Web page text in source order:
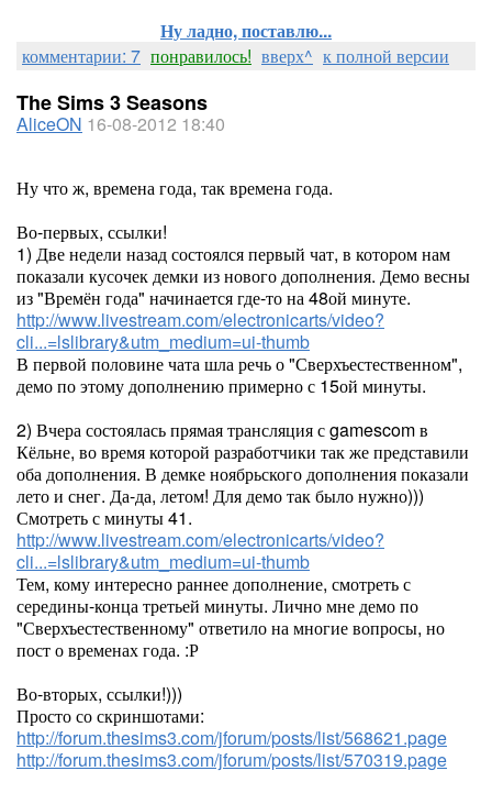
Ну ладно, поставлю...
комментарии: 7 понравилось! вверх^ к полной версии
The Sims 3 Seasons
AliceON 16-08-2012 18:40
Ну что ж, времена года, так времена года.
Во-первых, ссылки!
1) Две недели назад состоялся первый чат, в котором нам
показали кусочек демки из нового дополнения. Демо весны
из "Времён года" начинается где-то на 48ой минуте.
http://www.livestream.com/electronicarts/video?
cli...=lslibrary&utm_medium=ui-thumb
В первой половине чата шла речь о "Сверхъестественном",
демо по этому дополнению примерно с 15ой минуты.
2) Вчера состоялась прямая трансляция с gamescom в
Кёльне, во время которой разработчики так же представили
оба дополнения. В демке ноябрьского дополнения показали
лето и снег. Да-да, летом! Для демо так было нужно)))
Смотреть с минуты 41.
http://www.livestream.com/electronicarts/video?
cli...=lslibrary&utm_medium=ui-thumb
Тем, кому интересно раннее дополнение, смотреть с
середины-конца третьей минуты. Лично мне демо по
"Сверхъестественному" ответило на многие вопросы, но
пост о временах года. :Р
Во-вторых, ссылки!)))
Просто со скриншотами:
http://forum.thesims3.com/jforum/posts/list/568621.page
http://forum.thesims3.com/jforum/posts/list/570319.page